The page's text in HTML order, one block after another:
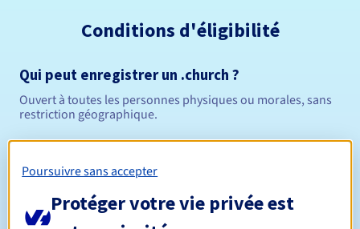
Conditions d'éligibilité
Qui peut enregistrer un .church ?
Ouvert à toutes les personnes physiques ou morales, sans
restriction géographique.
Durée de réservation Entre 1 et 10 ans
Poursuivre sans accepter
Protéger votre vie privée est